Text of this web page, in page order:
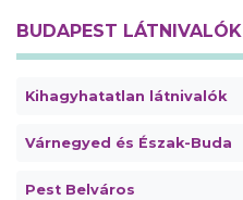
BUDAPEST LÁTNIVALÓK
Kihagyhatatlan látnivalók
Várnegyed és Észak-Buda
Pest Belváros